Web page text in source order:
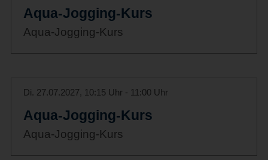
Aqua-Jogging-Kurs
Aqua-Jogging-Kurs
Di. 27.07.2027, 10:15 Uhr - 11:00 Uhr
Aqua-Jogging-Kurs
Aqua-Jogging-Kurs